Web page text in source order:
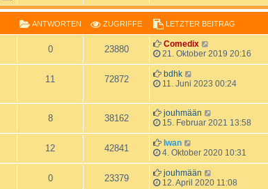
ANTWORTEN ZUGRIFFE LETZTER BEITRAG
0 23880
Comedix
21. Oktober 2019 20:16
11 72872
bdhk
11. Juni 2023 00:24
8 38162
jouhmään
15. Februar 2021 13:58
12 42841
Iwan
4. Oktober 2020 10:31
0 23379
jouhmään
12. April 2020 11:08